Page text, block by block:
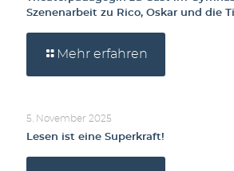
Szenenarbeit zu Rico, Oskar und die
Mehr erfahren
5. November 2025
Lesen ist eine Superkraft!